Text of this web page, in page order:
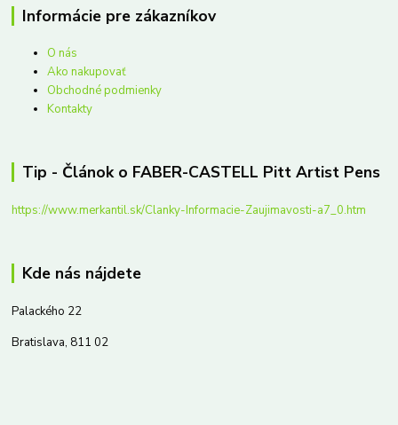
Informácie pre zákazníkov
O nás
Ako nakupovať
Obchodné podmienky
Kontakty
Tip - Článok o FABER-CASTELL Pitt Artist Pens
https://www.merkantil.sk/Clanky-Informacie-Zaujimavosti-a7_0.htm
Kde nás nájdete
Palackého 22
Bratislava, 811 02